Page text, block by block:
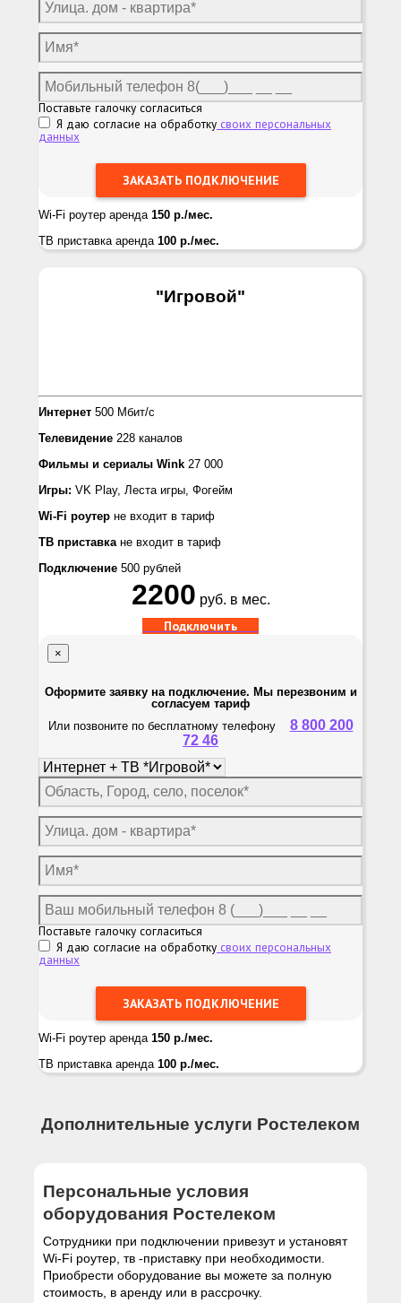
Поставьте галочку согласиться
Я даю согласие на обработку своих персональных
данных
Wi-Fi роутер аренда 150 р./мес.
ТВ приставка аренда 100 р./мес.
"Игровой"
Интернет 500 Мбит/с
Телевидение 228 каналов
Фильмы и сериалы Wink 27 000
Игры: VK Play, Леста игры, Фогейм
Wi-Fi роутер не входит в тариф
ТВ приставкане входит в тариф
Подключение 500 рублей
2200 руб. в мес.
Подключить
×
Оформите заявку на подключение. Мы перезвоним и
согласуем тариф
Или позвоните по бесплатному телефону 8 800 200
72 46
Поставьте галочку согласиться
Я даю согласие на обработку своих персональных
данных
Wi-Fi роутер аренда 150 р./мес.
ТВ приставка аренда 100 р./мес.
Дополнительные услуги Ростелеком
Персональные условия
оборудования Ростелеком
Сотрудники при подключении привезут и установят
Wi-Fi роутер, тв -приставку при необходимости.
Приобрести оборудование вы можете за полную
стоимость, в аренду или в рассрочку.